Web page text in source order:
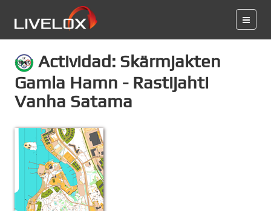
Actividad: Skärmjakten
Gamla Hamn - Rastijahti
Vanha Satama